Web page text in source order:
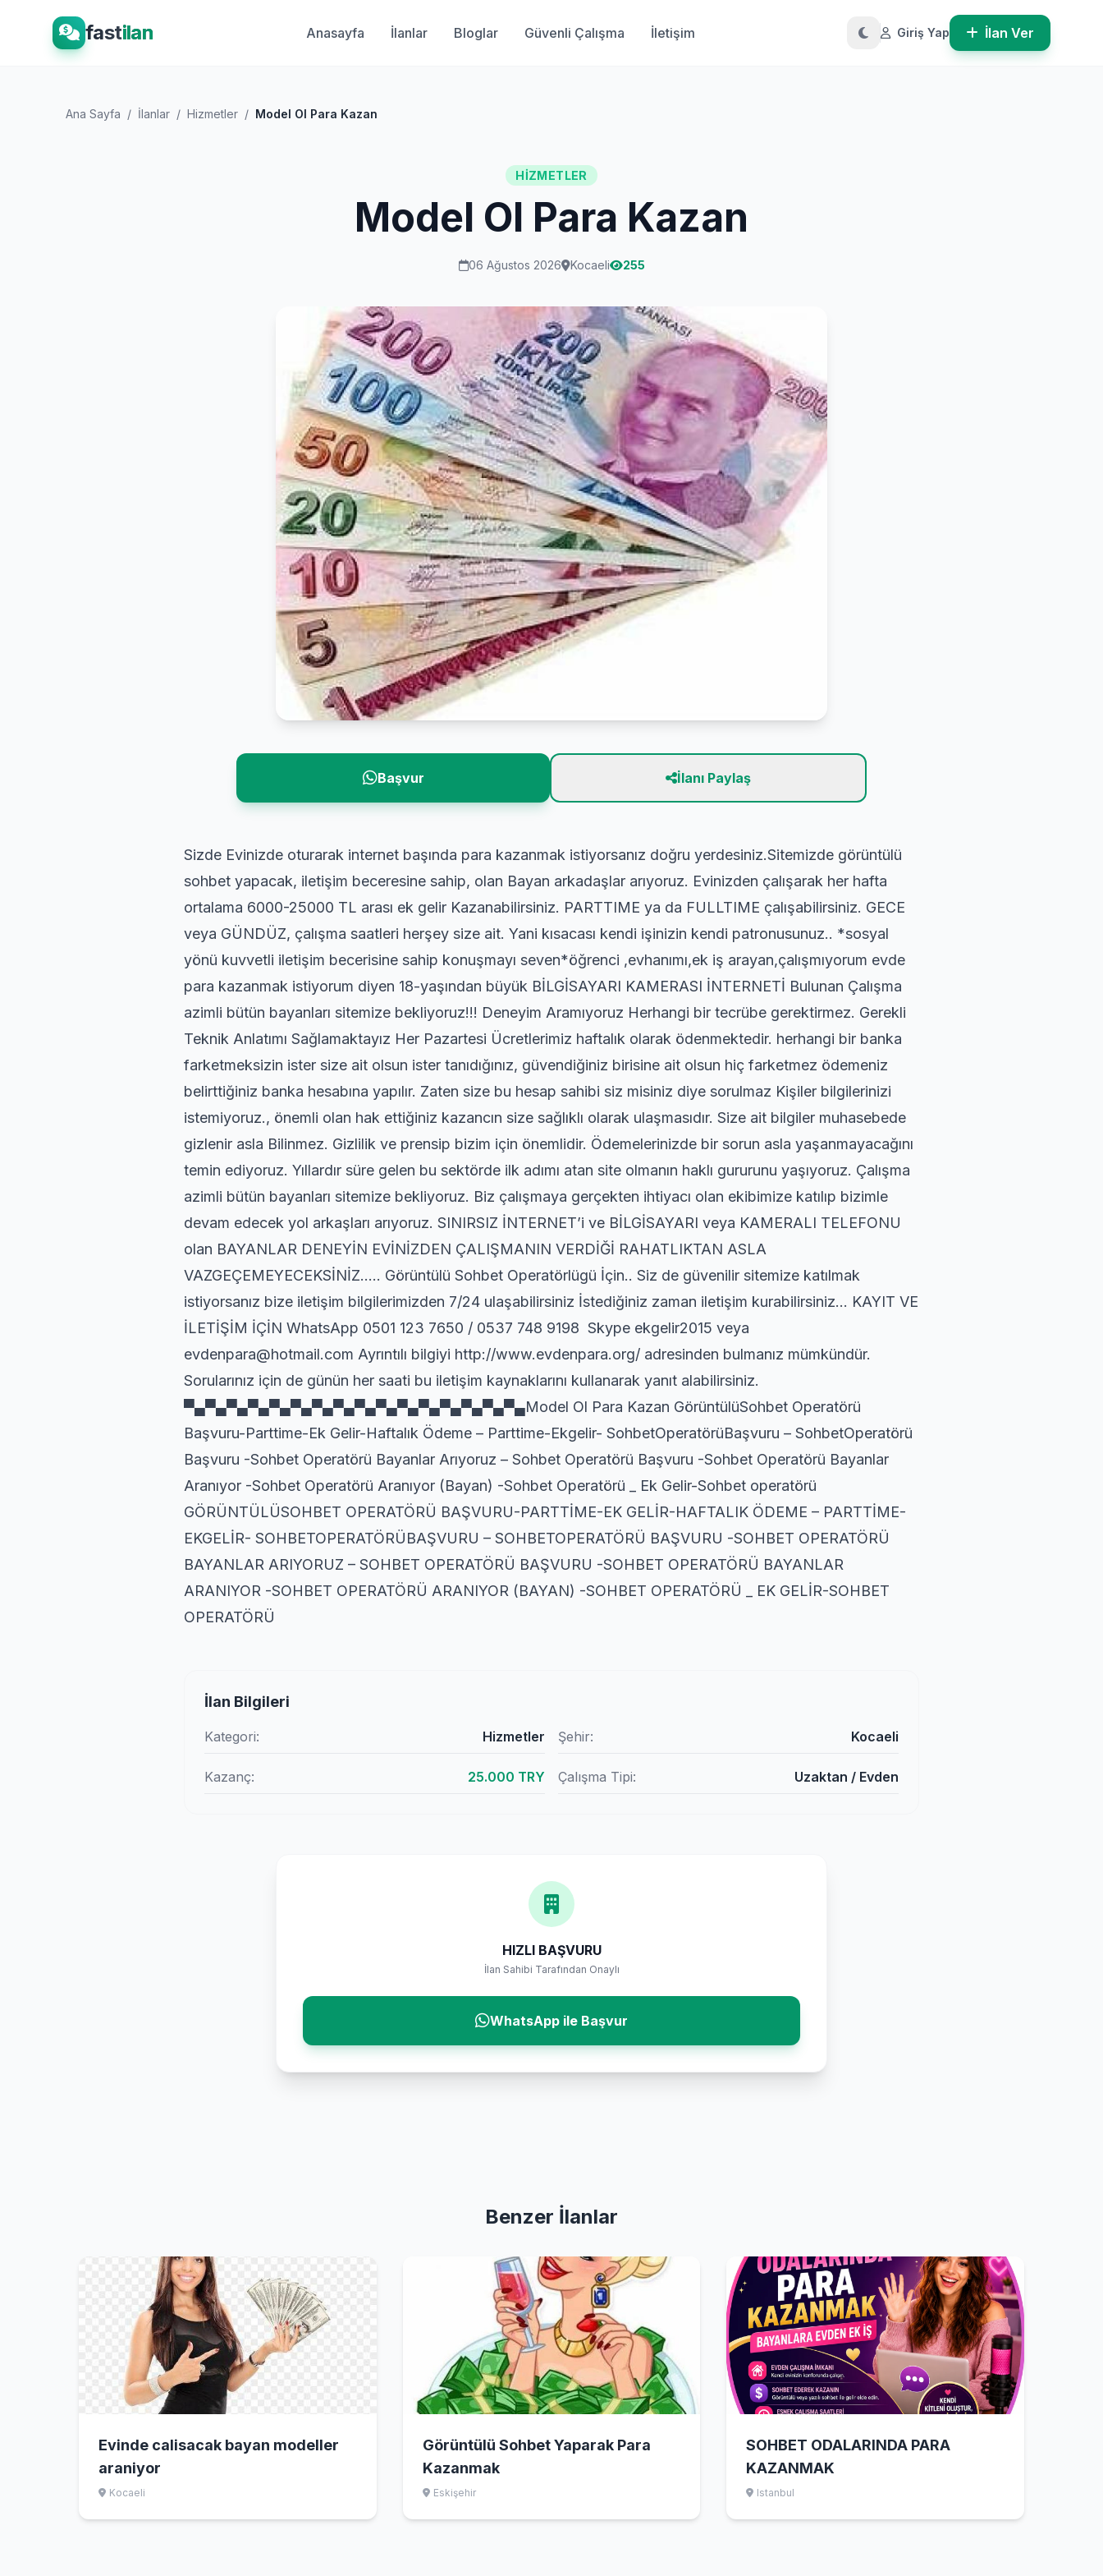
fastilan Anasayfa İlanlar Bloglar Güvenli Çalışma İletişim Giriş Yap İlan Ver
Ana Sayfa / İlanlar / Hizmetler / Model Ol Para Kazan
HIZMETLER
Model Ol Para Kazan
06 Ağustos 2026 Kocaeli 255
Başvur İlanı Paylaş
Sizde Evinizde oturarak internet başında para kazanmak istiyorsanız doğru yerdesiniz.Sitemizde görüntülü
sohbet yapacak, iletişim beceresine sahip, olan Bayan arkadaşlar arıyoruz. Evinizden çalışarak her hafta
ortalama 6000-25000 TL arası ek gelir Kazanabilirsiniz. PARTTIME ya da FULLTIME çalışabilirsiniz. GECE
veya GÜNDÜZ, çalışma saatleri herşey size ait. Yani kısacası kendi işinizin kendi patronusunuz.. *sosyal
yönü kuvvetli iletişim becerisine sahip konuşmayı seven*öğrenci ,evhanımı,ek iş arayan,çalışmıyorum evde
para kazanmak istiyorum diyen 18-yaşından büyük BİLGİSAYARI KAMERASI İNTERNETİ Bulunan Çalışma
azimli bütün bayanları sitemize bekliyoruz!!! Deneyim Aramıyoruz Herhangi bir tecrübe gerektirmez. Gerekli
Teknik Anlatımı Sağlamaktayız Her Pazartesi Ücretlerimiz haftalık olarak ödenmektedir. herhangi bir banka
farketmeksizin ister size ait olsun ister tanıdığınız, güvendiğiniz birisine ait olsun hiç farketmez ödemeniz
belirttiğiniz banka hesabına yapılır. Zaten size bu hesap sahibi siz misiniz diye sorulmaz Kişiler bilgilerinizi
istemiyoruz., önemli olan hak ettiğiniz kazancın size sağlıklı olarak ulaşmasıdır. Size ait bilgiler muhasebede
gizlenir asla Bilinmez. Gizlilik ve prensip bizim için önemlidir. Ödemelerinizde bir sorun asla yaşanmayacağını
temin ediyoruz. Yıllardır süre gelen bu sektörde ilk adımı atan site olmanın haklı gururunu yaşıyoruz. Çalışma
azimli bütün bayanları sitemize bekliyoruz. Biz çalışmaya gerçekten ihtiyacı olan ekibimize katılıp bizimle
devam edecek yol arkaşları arıyoruz. SINIRSIZ İNTERNET’i ve BİLGİSAYARI veya KAMERALI TELEFONU
olan BAYANLAR DENEYİN EVİNİZDEN ÇALIŞMANIN VERDİĞİ RAHATLIKTAN ASLA
VAZGEÇEMEYECEKSİNİZ….. Görüntülü Sohbet Operatörlügü İçin.. Siz de güvenilir sitemize katılmak
istiyorsanız bize iletişim bilgilerimizden 7/24 ulaşabilirsiniz İstediğiniz zaman iletişim kurabilirsiniz… KAYIT VE
İLETİŞİM İÇİN WhatsApp 0501 123 7650 / 0537 748 9198 Skype ekgelir2015 veya
evdenpara@hotmail.com Ayrıntılı bilgiyi http://www.evdenpara.org/ adresinden bulmanız mümkündür.
Sorularınız için de günün her saati bu iletişim kaynaklarını kullanarak yanıt alabilirsiniz.
▀▄▀▄▀▄▀▄▀▄▀▄▀▄▀▄▀▄▀▄▀▄▀▄▀▄▀▄▀▄▀▄Model Ol Para Kazan GörüntülüSohbet Operatörü
Başvuru-Parttime-Ek Gelir-Haftalık Ödeme – Parttime-Ekgelir- SohbetOperatörüBaşvuru – SohbetOperatörü
Başvuru -Sohbet Operatörü Bayanlar Arıyoruz – Sohbet Operatörü Başvuru -Sohbet Operatörü Bayanlar
Aranıyor -Sohbet Operatörü Aranıyor (Bayan) -Sohbet Operatörü _ Ek Gelir-Sohbet operatörü
GÖRÜNTÜLÜSOHBET OPERATÖRÜ BAŞVURU-PARTTİME-EK GELİR-HAFTALIK ÖDEME – PARTTİME-
EKGELİR- SOHBETOPERATÖRÜBAŞVURU – SOHBETOPERATÖRÜ BAŞVURU -SOHBET OPERATÖRÜ
BAYANLAR ARIYORUZ – SOHBET OPERATÖRÜ BAŞVURU -SOHBET OPERATÖRÜ BAYANLAR
ARANIYOR -SOHBET OPERATÖRÜ ARANIYOR (BAYAN) -SOHBET OPERATÖRÜ _ EK GELİR-SOHBET
OPERATÖRÜ
İlan Bilgileri
Kategori: Hizmetler Şehir: Kocaeli
Kazanç: 25.000 TRY Çalışma Tipi: Uzaktan / Evden
HIZLI BAŞVURU
İlan Sahibi Tarafından Onaylı
WhatsApp ile Başvur
Benzer İlanlar
Evinde calisacak bayan modeller
araniyor
Kocaeli
Görüntülü Sohbet Yaparak Para
Kazanmak
Eskişehir
SOHBET ODALARINDA PARA
KAZANMAK
Istanbul